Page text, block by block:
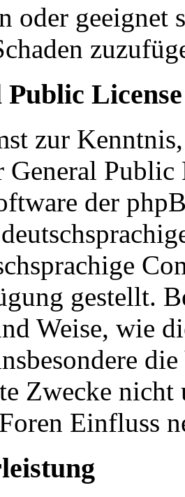
oder geeignet
Public License
zur
General
der
gestellt.
Weise, wie
Zwecke nicht
Einfluss